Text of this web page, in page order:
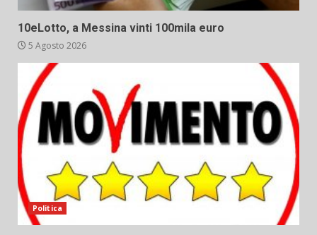
10eLotto, a Messina vinti 100mila euro
5 Agosto 2026
Politica